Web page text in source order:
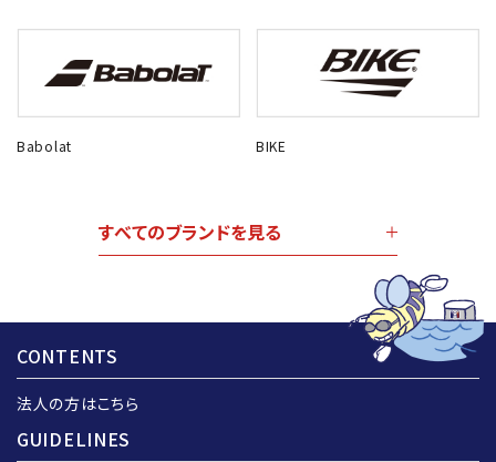
Babolat BIKE
すべてのブランドを見る
CONTENTS
法人の方はこちら
GUIDELINES